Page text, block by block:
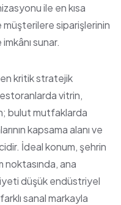
ile en kısa
müşterilere siparişlerinin
sunar.
kritik stratejik
vitrin,
bulut mutfaklarda
kapsama alanı ve
İdeal konum, şehrin
noktasında, ana
düşük endüstriyel
sanal markayla